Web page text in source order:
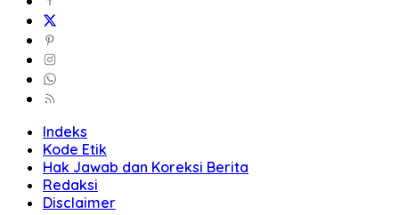
Indeks
Kode Etik
Hak Jawab dan Koreksi Berita
Redaksi
Disclaimer